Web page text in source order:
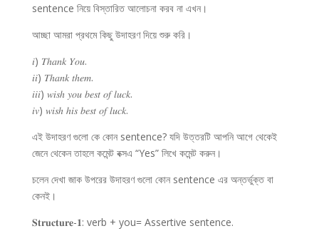
sentence নিয়ে বিস্তারিত আলোচনা করব না এখন।
আচ্ছা আমরা প্রথমে কিছু উদাহরণ দিয়ে শুরু করি।
𝑖) 𝑇ℎ𝑎𝑛𝑘 𝑌𝑜𝑢.
𝑖𝑖) 𝑇ℎ𝑎𝑛𝑘 𝑡ℎ𝑒𝑚.
𝑖𝑖𝑖) 𝑤𝑖𝑠ℎ 𝑦𝑜𝑢 𝑏𝑒𝑠𝑡 𝑜𝑓 𝑙𝑢𝑐𝑘.
𝑖𝑣) 𝑤𝑖𝑠ℎ ℎ𝑖𝑠 𝑏𝑒𝑠𝑡 𝑜𝑓 𝑙𝑢𝑐𝑘.
এই উদাহরণ গুলো কে কোন sentence? যদি উত্তরটি আপনি আগে থেকেই
জেনে থেকেন তাহলে কমেন্ট বক্সএ “Yes” লিখে কমেন্ট করুন।
চলেন দেখা জাক উপরের উদাহরণ গুলো কোন sentence এর অন্তর্ভুক্ত বা
কেনই।
𝐒𝐭𝐫𝐮𝐜𝐭𝐮𝐫𝐞-𝟏: verb + you= Assertive sentence.